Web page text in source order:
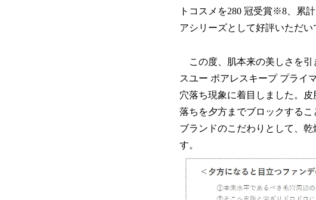
トコスメを280 冠受賞※8、累
アシリーズとして好評いただい
この度、肌本来の美しさを引
スユー ポアレスキープ プライ
穴落ち現象に着目しました。
落ちを夕方までブロックする
ブランドのこだわりとして、
す。